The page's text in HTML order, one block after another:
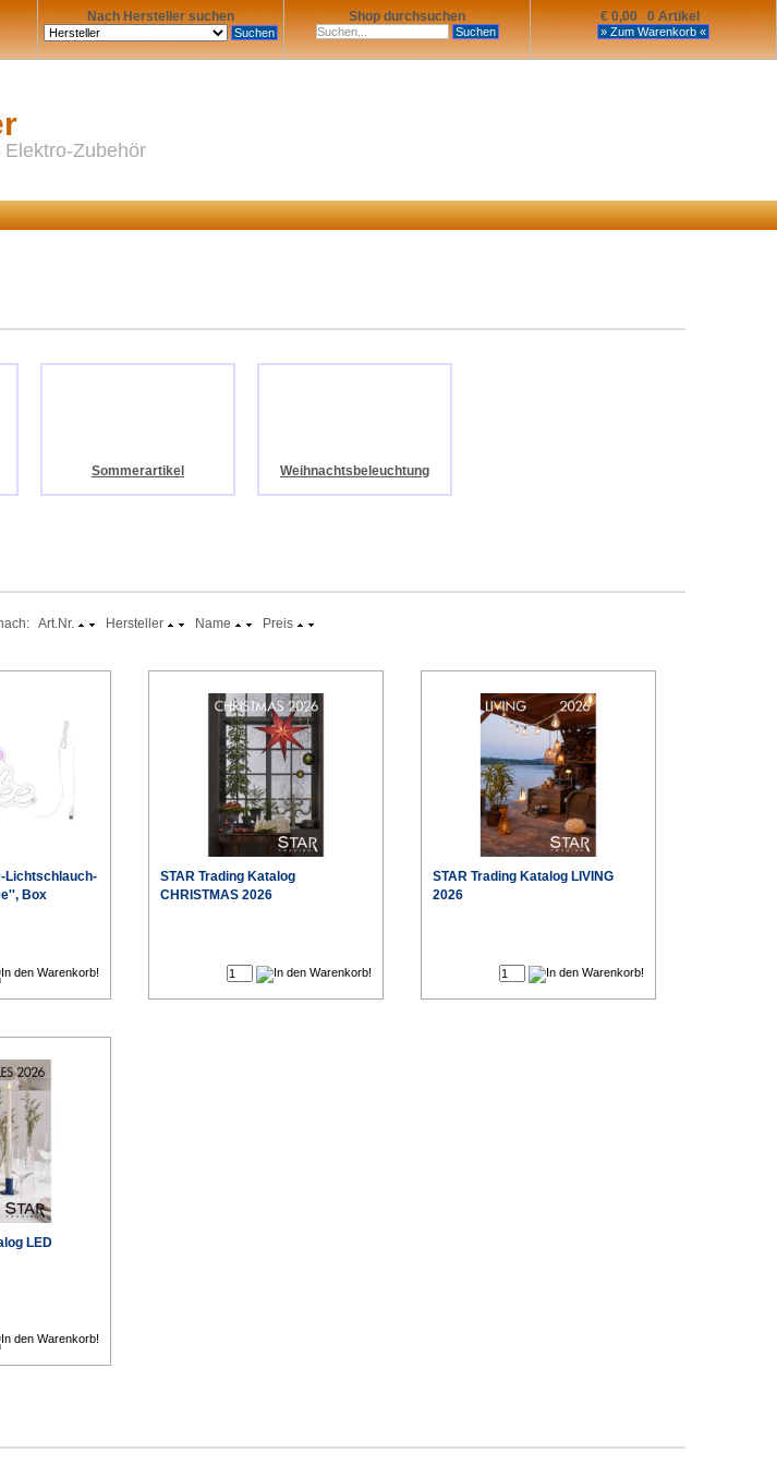
€ 0,00 0 Artikel
Shop durchsuchen
Nach Hersteller suchen
Zubehör
Sommerartikel Weihnachtsbeleuchtung
Art.Nr. Hersteller Name Preis
Lichtschlauch-
Box
STAR Trading Katalog
CHRISTMAS 2026
STAR Trading Katalog LIVING
2026
LED